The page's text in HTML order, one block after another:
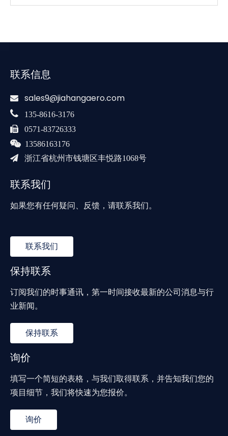
联系信息
 sales9@jiahangaero.com
 135-8616-3176
 0571-83726333
 13586163176
 浙江省杭州市钱塘区丰悦路1068号
联系我们
如果您有任何疑问、反馈，请联系我们。
联系我们
保持联系
订阅我们的时事通讯，第一时间接收最新的公司消息与行
业新闻。
保持联系
询价
填写一个简短的表格，与我们取得联系，并告知我们您的
项目细节，我们将快速为您报价。
询价